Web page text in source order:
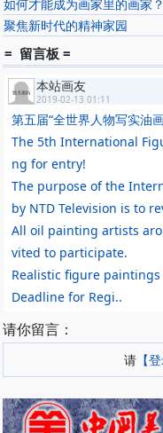
2002年
北京、上海、广州•《中国
2003年
中国美术馆•《第三届中国
2004年
任中央美术学院油画系常务
上海•刘海粟美术馆 北京•中
《白石油纪》油画邀请展；
展开 >>
2005年
中国美术馆•《北京水彩邀
中国美术馆•《全国著名企
2006-2009年
为国家重大历史题材工程
中国美术馆•《大河上下》
2007年
中国美术馆•《精神与品格
中国美术馆•《全国写生油
2009年
如何才能成为画家里的画家？
聚焦新时代的精神家园
= 留言板 =
本站画友
2019-02-13 01:11
第五届“全世界人物写实油
The 5th International
ng for entry!
The purpose of the
by NTD Television is to
All oil painting artists
vited to participate.
Realistic figure
Deadline for Regi..
请你留言：
请 【